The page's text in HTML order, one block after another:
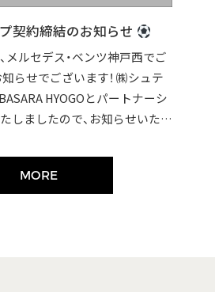
契約締結のお知らせ
メルセデス・ベンツ神戸西でご
らせでございます！ ㈱シュテ
HYOGOとパートナーシ
しましたので、お知らせいたし
MORE